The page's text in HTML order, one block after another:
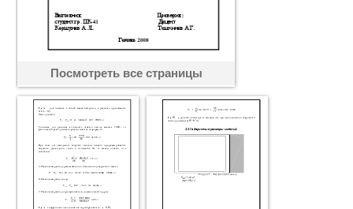
Посмотреть все страницы